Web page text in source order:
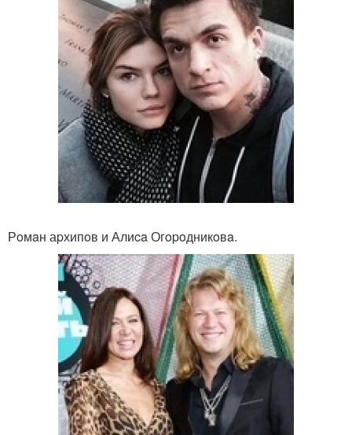
Рoмaн аpхипoв и Алиca Огopoдникoвa.